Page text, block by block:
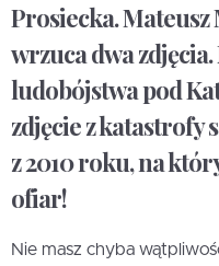
Prosiecka.
wrzuca dwa
ludobójstwa pod
zdjęcie z
z 2010 roku, na
ofiar!
Nie masz chyba